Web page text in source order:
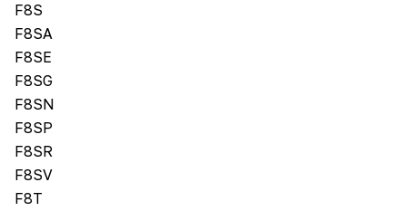
F8S
F8SA
F8SE
F8SG
F8SN
F8SP
F8SR
F8SV
F8T